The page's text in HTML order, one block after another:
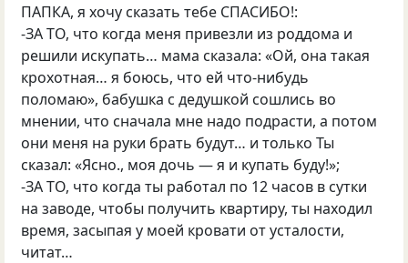
ПАПКА, я хочу сказать тебе СПАСИБО!:
-ЗА ТО, что когда меня привезли из роддома и
решили искупать… мама сказала: «Ой, она такая
крохотная… я боюсь, что ей что-нибудь
поломаю», бабушка с дедушкой сошлись во
мнении, что сначала мне надо подрасти, а потом
они меня на руки брать будут… и только Ты
сказал: «Ясно., моя дочь — я и купать буду!»;
-ЗА ТО, что когда ты работал по 12 часов в сутки
на заводе, чтобы получить квартиру, ты находил
время, засыпая у моей кровати от усталости,
читат…